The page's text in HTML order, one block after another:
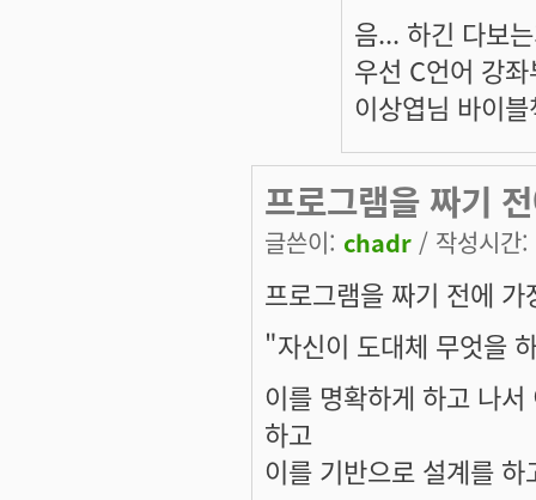
음... 하긴 다보
우선 C언어 강
이상엽님 바이
프로그램을 짜기
글쓴이: chadr / 작성시간
프로그램을 짜기 전에
"자신이 도대체 무엇을
이를 명확하게 하고 나
하고
이를 기반으로 설계를